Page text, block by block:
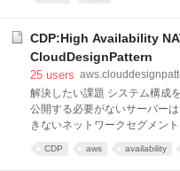
障害時の復旧作業が煩雑にな
での解決/パターンの説明 シス
ム間をキューでつなぎ、ジョ
ことである。こうすれば非同
処理できるため、ボトルネッ
障害が発生しても、未処理の
想サーバーが復旧次第、処理の
CDP:High Availability
CloudDesignPattern
25 users
解決したい課題 システム構成
公開する必要がないサーバー
きないネットワークセグメン
のアウトバウンド通信はNAT
CDP aws availability